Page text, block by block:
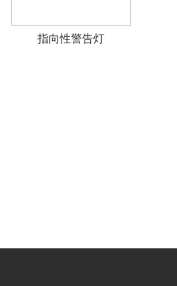
指向性警告灯